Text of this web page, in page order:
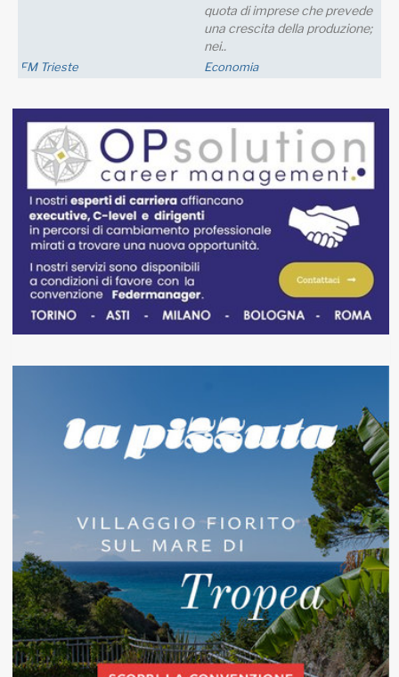
FM Trieste
quota di imprese che prevede
una crescita della produzione;
nei..
Economia